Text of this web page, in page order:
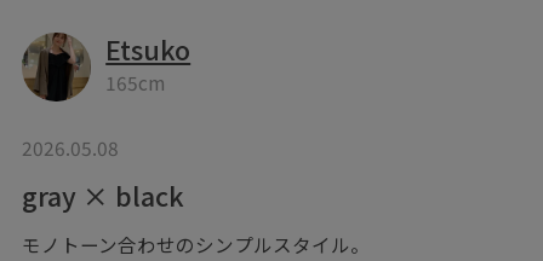
Etsuko
165cm
2026.05.08
gray × black
モノトーン合わせのシンプルスタイル。